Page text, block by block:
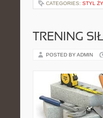
CATEGORIES: STYL
TRENING
POSTED BY ADMIN